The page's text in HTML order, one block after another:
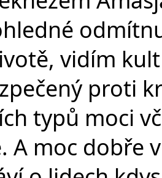
vidím
proti
typů moci
A moc dobře